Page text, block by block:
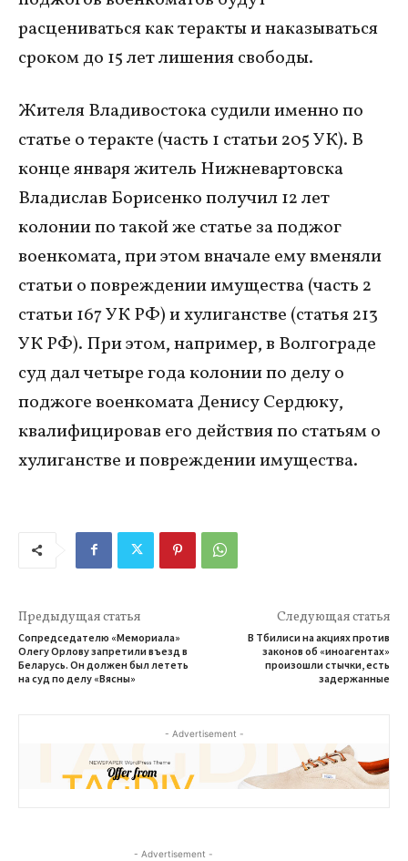
расцениваться как теракты и наказываться
сроком до 15 лет лишения свободы.
Жителя Владивостока судили именно по
статье о теракте (часть 1 статьи 205 УК). В
конце января житель Нижневартовска
Владислав Борисенко получил 12 лет
колонии по такой же статье за поджог
военкомата, при этом вначале ему вменяли
статьи о повреждении имущества (часть 2
статьи 167 УК РФ) и хулиганстве (статья 213
УК РФ). При этом, например, в Волгограде
суд дал четыре года колонии по делу о
поджоге военкомата Денису Сердюку,
квалифицировав его действия по статьям о
хулиганстве и повреждении имущества.
Предыдущая статья
Сопредседателю «Мемориала»
Олегу Орлову запретили въезд в
Беларусь. Он должен был лететь
на суд по делу «Вясны»
Следующая статья
В Тбилиси на акциях против
законов об «иноагентах»
произошли стычки, есть
задержанные
- Advertisement -
- Advertisement -